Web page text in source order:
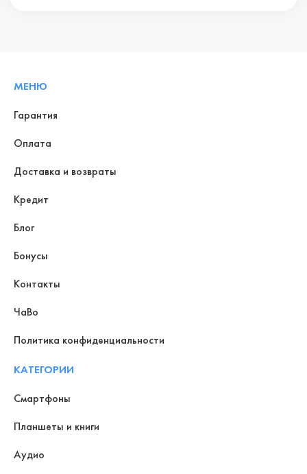
МЕНЮ
Гарантия
Оплата
Доставка и возвраты
Кредит
Блог
Бонусы
Контакты
ЧаВо
Политика конфиденциальности
КАТЕГОРИИ
Смартфоны
Планшеты и книги
Аудио